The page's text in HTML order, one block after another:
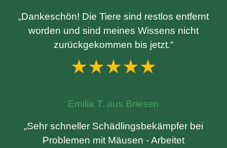
„Dankeschön! Die Tiere sind restlos entfernt
worden und sind meines Wissens nicht
zurückgekommen bis jetzt.“
★★★★★
Emilia T. aus Briesen
„Sehr schneller Schädlingsbekämpfer bei
Problemen mit Mäusen - Arbeitet